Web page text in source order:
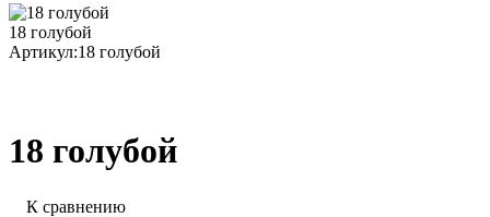
18 голубой
Артикул:18 голубой
18 голубой
К сравнению